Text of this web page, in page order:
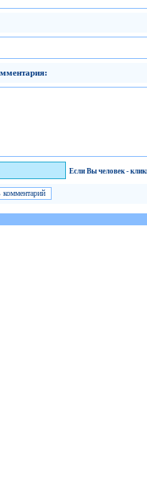
Если Вы человек -